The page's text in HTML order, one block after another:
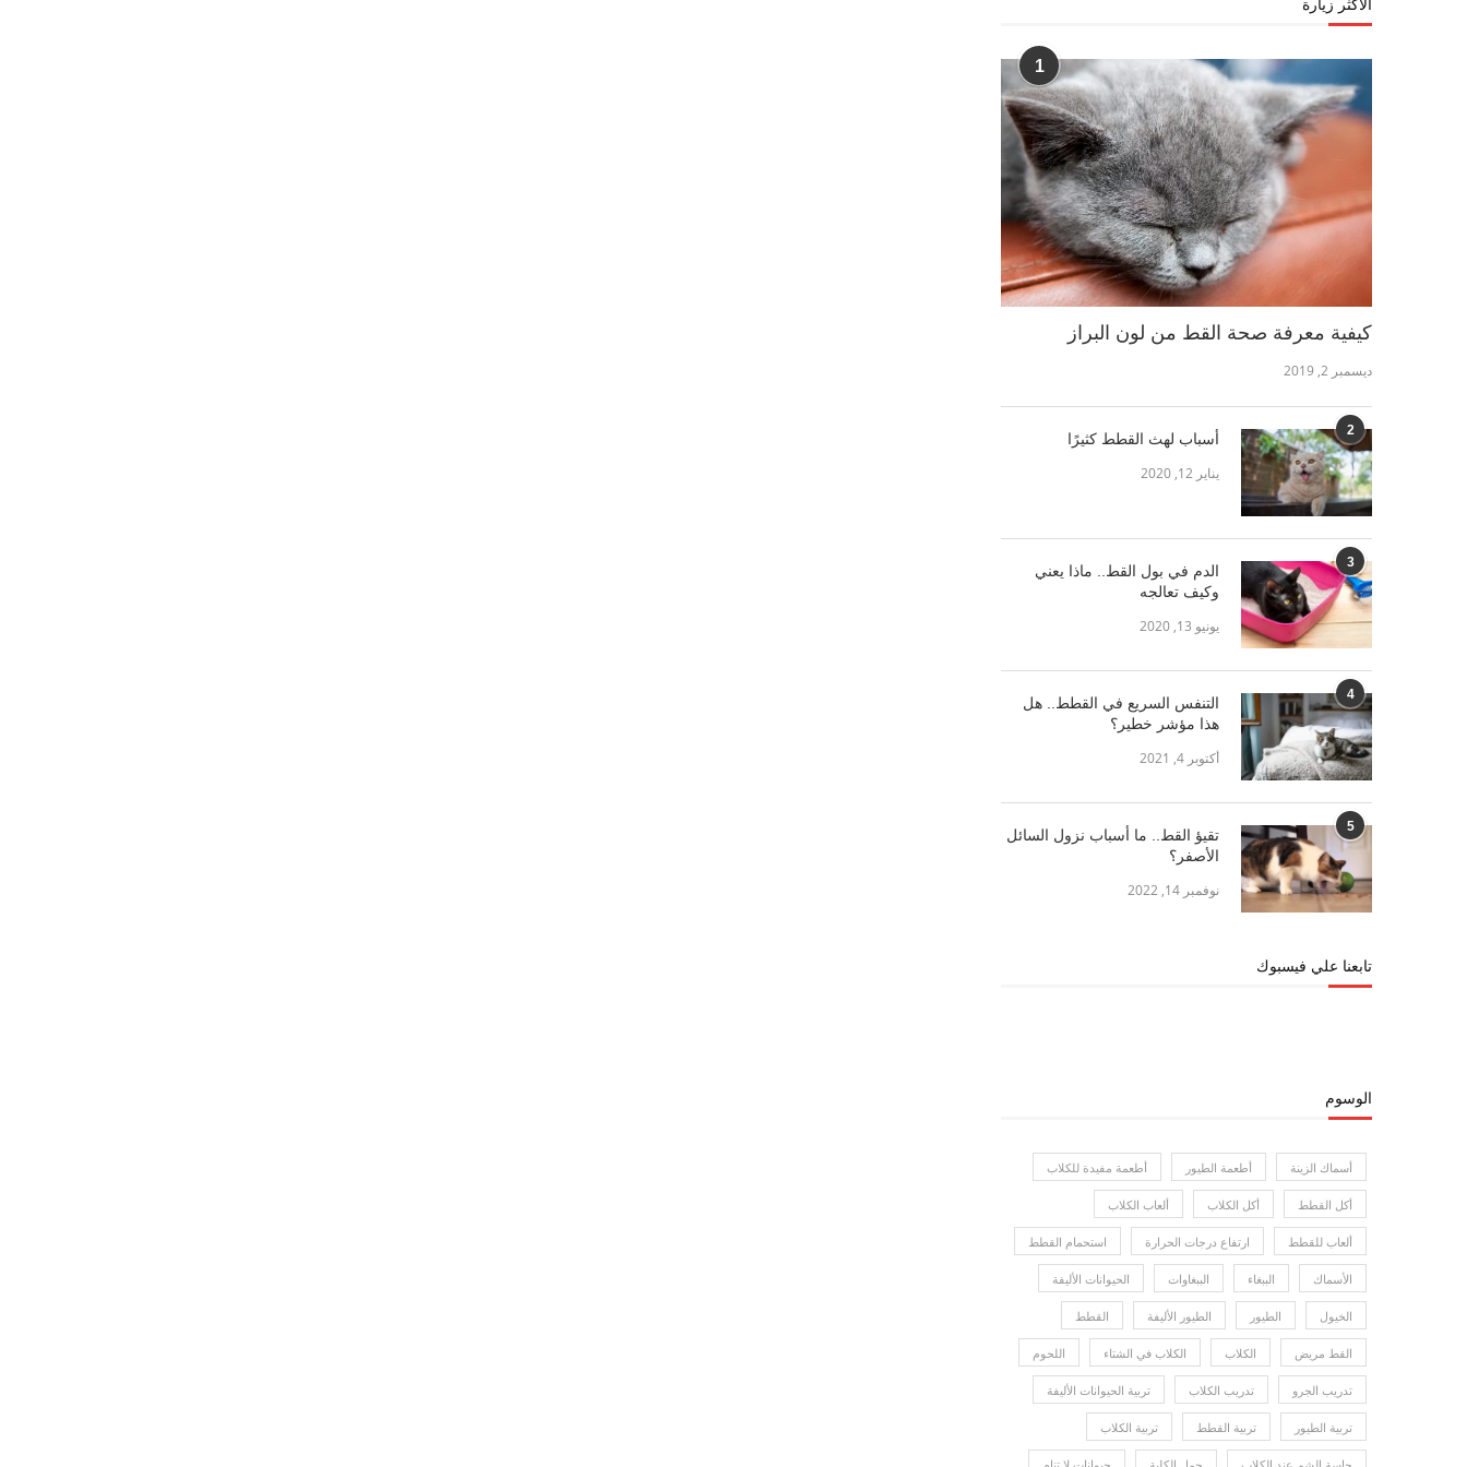
الأكثر زيارة
1
كيفية معرفة صحة القط من لون البراز
ديسمبر 2, 2019
2 أسباب لهث القطط كثيرًا
يناير 12, 2020
3
الدم في بول القط.. ماذا يعني
وكيف تعالجه
يونيو 13, 2020
4
التنفس السريع في القطط.. هل
هذا مؤشر خطير؟
أكتوبر 4, 2021
5
تقيؤ القط.. ما أسباب نزول السائل
الأصفر؟
نوفمبر 14, 2022
تابعنا علي فيسبوك
الوسوم
أسماك الزينة أطعمة الطيور أطعمة مفيدة للكلاب
أكل القطط أكل الكلاب ألعاب الكلاب
ألعاب للقطط ارتفاع درجات الحرارة استحمام القطط
الأسماك الببغاء الببغاوات الحيوانات الأليفة
الخيول الطيور الطيور الأليفة القطط
القط مريض الكلاب الكلاب في الشتاء اللحوم
تدريب الجرو تدريب الكلاب تربية الحيوانات الأليفة
تربية الطيور تربية القطط تربية الكلاب